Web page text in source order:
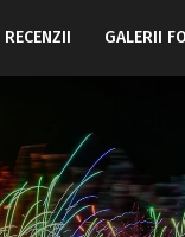
RECENZII GALERII